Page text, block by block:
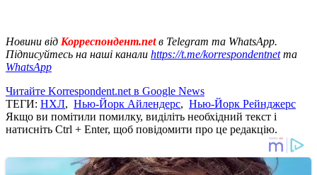
Новини від Корреспондент.netв Telegram та WhatsApp.
Підписуйтесь на наші канали https://t.me/korrespondentnetта
WhatsApp
Читайте Korrespondent.net в Google News
ТЕГИ: НХЛ, Нью-Йорк Айлендерс, Нью-Йорк Рейнджерс
Якщо ви помітили помилку, виділіть необхідний текст і
натисніть Ctrl + Enter, щоб повідомити про це редакцію.